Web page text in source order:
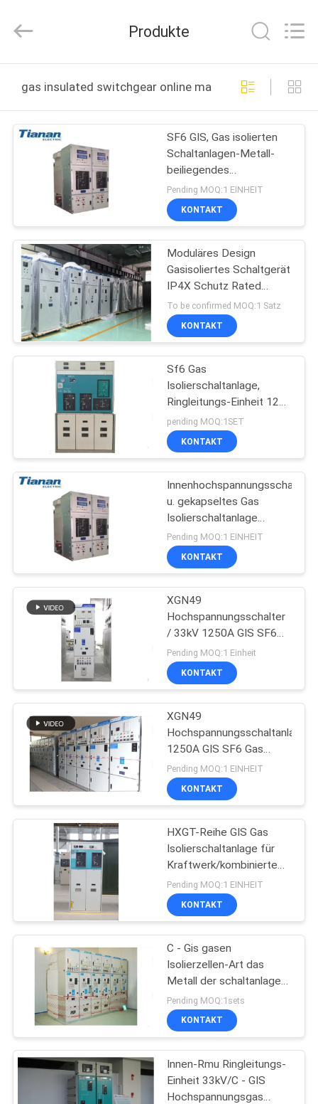
PRODUKTE
SHOW
ÜBER
UNS
FABRIK-
AUSFLUG
QUALITÄTSKONTROLLE
TRETEN
MIT
UNS
VERBINDUNG
NACHRICHTEN
FORDERN
SIE EIN
ZITAT
SITEMAP
PRIVACY
POLICY
(Group)
Co.,Ltd..
Reserved.
Produkte
gas insulated switchgear online manufacture
SF6 GIS, Gas isolierten
Schaltanlagen-Metall-
beiliegendes
Innenkabinett mit 38KV
Pending MOQ:1 EINHEIT
KONTAKT
Moduläres Design
Gasisoliertes Schaltgerät
IP4X Schutz Rated
Kurzschluss
To be confirmed MOQ:1 Satz
KONTAKT
Sf6 Gas
Isolierschaltanlage,
Ringleitungs-Einheit 12
des Schaltanlagen-KV
Metall-- Einschließung
pending MOQ:1SET
KONTAKT
u. gekapseltes Gas
Isolierschaltanlage
With1250A
Pending MOQ:1 EINHEIT
KONTAKT
XGN49
Hochspannungsschalter
/ 33kV 1250A GIS SF6
Gasisolierte Schalter
Pending MOQ:1 Einheit
KONTAKT
XGN49
Hochspannungsschaltanlage/
1250A GIS SF6 Gas
isolierte Schaltanlage
Pending MOQ:1 EINHEIT
KONTAKT
HXGT-Reihe GIS Gas
Isolierschaltanlage für
Kraftwerk/kombinierte
Nebenstelle
Pending MOQ:1 EINHEIT
KONTAKT
C - Gis gasen
Isolierzellen-Art das
Metall der schaltanlagen-
24kv, das mit Vcb
plattiert ist
Pending MOQ:1sets
KONTAKT
Innen-Rmu Ringleitungs-
Einheit 33kV/C - GIS
Hochspannungsgas